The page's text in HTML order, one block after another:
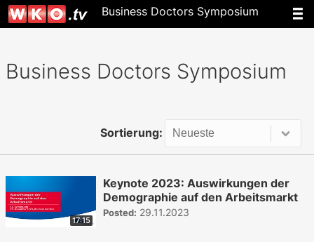
Business Doctors Symposium
Business Doctors Symposium
Sortierung:
17:15
Keynote 2023: Auswirkungen der
Demographie auf den Arbeitsmarkt
Posted: 29.11.2023